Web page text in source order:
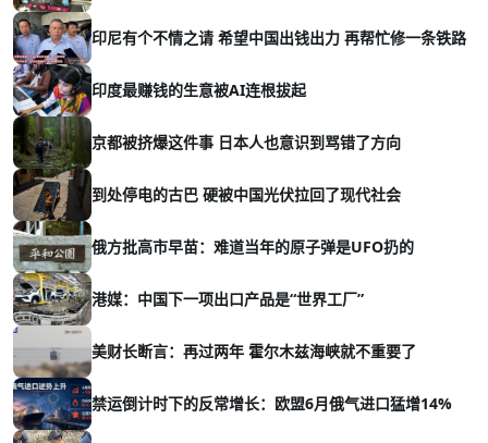
印尼有个不情之请 希望中国出钱出力 再帮忙修一条铁路
印度最赚钱的生意被AI连根拔起
京都被挤爆这件事 日本人也意识到骂错了方向
到处停电的古巴 硬被中国光伏拉回了现代社会
俄方批高市早苗：难道当年的原子弹是UFO扔的
港媒：中国下一项出口产品是“世界工厂”
美财长断言：再过两年 霍尔木兹海峡就不重要了
禁运倒计时下的反常增长：欧盟6月俄气进口猛增14%